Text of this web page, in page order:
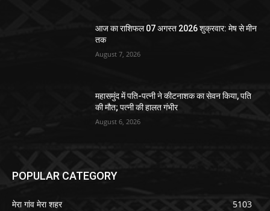
आज का राशिफल 07 अगस्त 2026 शुक्रवार: मेष से मीन
तक
August 7, 2026
महासमुंद में पति-पत्नी ने कीटनाशक का सेवन किया, पति
की मौत; पत्नी की हालत गंभीर
August 6, 2026
POPULAR CATEGORY
मेरा गांव मेरा शहर
5103